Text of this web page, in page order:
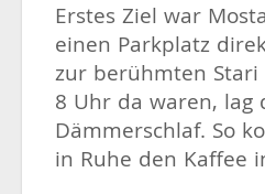
Erstes Ziel war
einen Parkplatz
zur berühmten
8 Uhr da waren, lag
Dämmerschlaf. So
in Ruhe den Kaffee